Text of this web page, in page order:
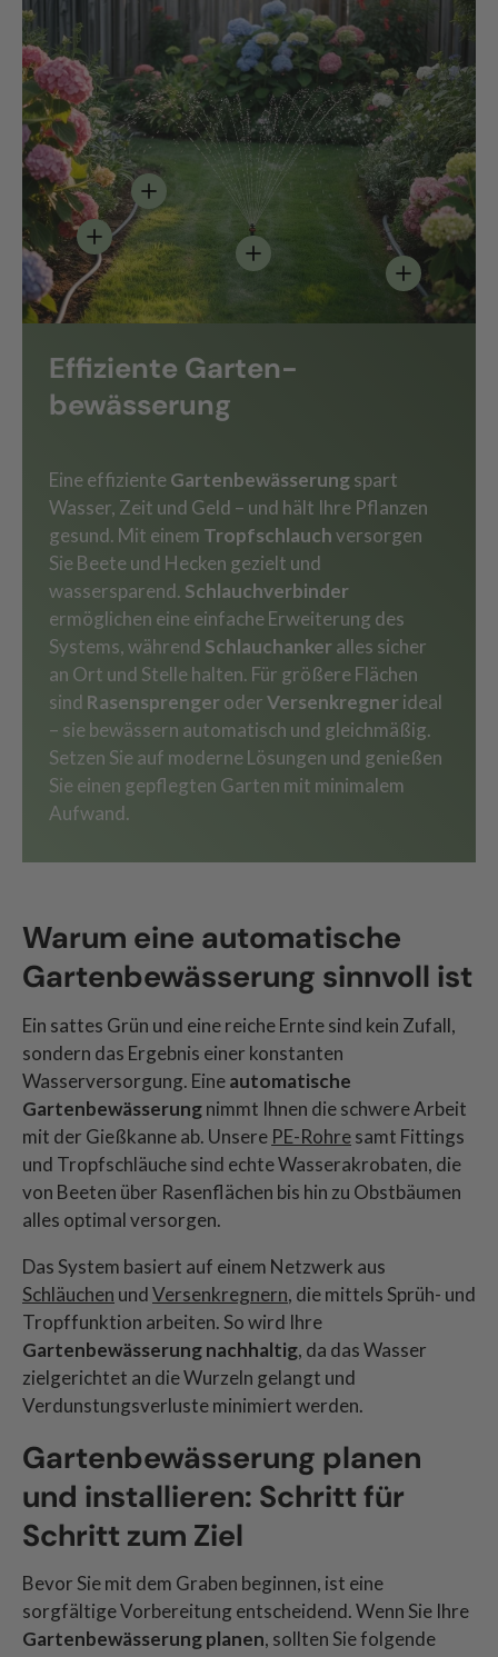
Einzelheiten anzeigen - Tropfschlauch mit
Einzelheiten anzeigen -
Einzelheiten
Einzelheiten anzeigen
Effiziente Garten-
bewässerung
Eine effizienteGartenbewässerungspart
Wasser, Zeit und Geld – und hält Ihre Pflanzen
gesund. Mit einem Tropfschlauchversorgen
Sie Beete und Hecken gezielt und
wassersparend. Schlauchverbinder
ermöglichen eine einfache Erweiterung des
Systems, während Schlauchankeralles sicher
an Ort und Stelle halten. Für größere Flächen
sind RasensprengeroderVersenkregnerideal
– sie bewässern automatisch und gleichmäßig.
Setzen Sie auf moderne Lösungen und genießen
Sie einen gepflegten Garten mit minimalem
Aufwand.
Warum eine automatische
Gartenbewässerung sinnvoll ist
Ein sattes Grün und eine reiche Ernte sind kein Zufall,
sondern das Ergebnis einer konstanten
Wasserversorgung. Eineautomatische
Gartenbewässerungnimmt Ihnen die schwere Arbeit
mit der Gießkanne ab. Unsere PE-Rohresamt Fittings
und Tropfschläuche sind echte Wasserakrobaten, die
von Beeten über Rasenflächen bis hin zu Obstbäumen
alles optimal versorgen.
Das System basiert auf einem Netzwerk aus
Schläuchen undVersenkregnern, die mittels Sprüh- und
Tropffunktion arbeiten. So wird Ihre
Gartenbewässerung nachhaltig, da das Wasser
zielgerichtet an die Wurzeln gelangt und
Verdunstungsverluste minimiert werden.
Gartenbewässerung planen
und installieren: Schritt für
Schritt zum Ziel
Bevor Sie mit dem Graben beginnen, ist eine
sorgfältige Vorbereitung entscheidend. Wenn Sie Ihre
Gartenbewässerung planen, sollten Sie folgende